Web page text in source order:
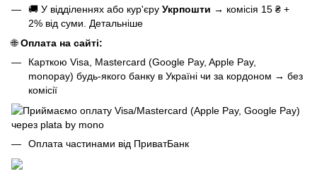
🚚 У відділеннях або кур'єру Укрпошти → комісія 15 ₴ +
2% від суми. Детальніше
🌐Оплата на сайті:
Карткою Visa, Mastercard (Google Pay, Apple Pay,
monopay) будь-якого банку в Україні чи за кордоном → без
комісії
Оплата частинами від ПриватБанк